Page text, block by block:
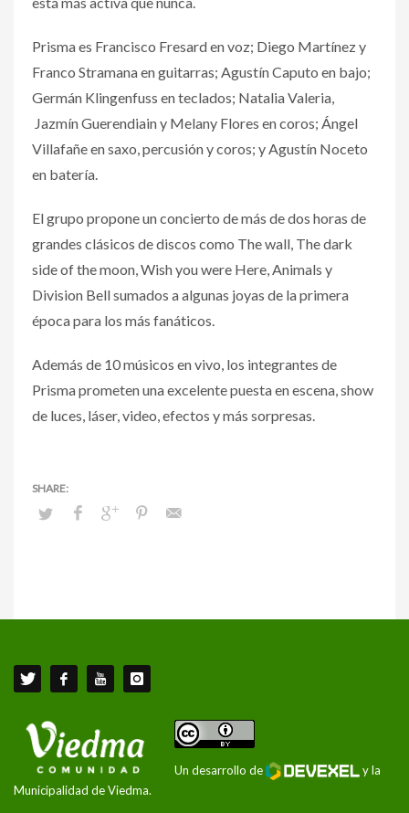
Prisma es Francisco Fresard en voz; Diego Martínez y
Franco Stramana en guitarras; Agustín Caputo en bajo;
Germán Klingenfuss en teclados; Natalia Valeria,
Jazmín Guerendiain y Melany Flores en coros; Ángel
Villafañe en saxo, percusión y coros; y Agustín Noceto
en batería.
El grupo propone un concierto de más de dos horas de
grandes clásicos de discos como The wall, The dark
side of the moon, Wish you were Here, Animals y
Division Bell sumados a algunas joyas de la primera
época para los más fanáticos.
Además de 10 músicos en vivo, los integrantes de
Prisma prometen una excelente puesta en escena, show
de luces, láser, video, efectos y más sorpresas.
Un desarrollo de
y la
Municipalidad de Viedma.